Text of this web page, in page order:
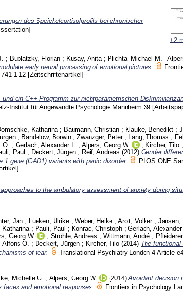
des Speichelcortisolprofils bei chronischer
+2
; Bublatzky, Florian ; Kusay, Anita ; Plichta, Michael M. ;
early neural processing of emotional pictures.
1-12 [Zeitschriftenartikel]
ein C++-Programm zur nichtparametrischen
Institut für Angewandte Psychologie Mannheim 39
Katharina ; Baumann, Christian ; Klauke, Benedikt ;
; Bandelow, Borwin ; Zwanzger, Peter; Lang, Thomas ;
O. ; Gerlach, Alexander L. ; Alpers, Georg W. ; Kircher, Tilo ;
Paul ; Deckert, Jürgen ; Reif, Andreas (2012) Gender
gene (GAD1) variants with panic disorder.
PLOS ONE
to the ambulatory assessment of anxiety during
Jan ; Lueken, Ulrike ; Weber, Heike ; Arolt, Volker; Jansen,
Katharina; Pauli, Paul ; Konrad, Christoph ; Gerlach, Alexander
Georg W. ; Ströhle, Andreas ; Wittmann, André ; Pfleiderer,
Alfons O. ; Deckert, Jürgen ; Kircher, Tilo (2014) The functional
of fear.
Translational Psychiatry London 4 Article
Michelle G. ; Alpers, Georg W. (2014) Avoidant decision
and emotional responses.
Frontiers in Psychology